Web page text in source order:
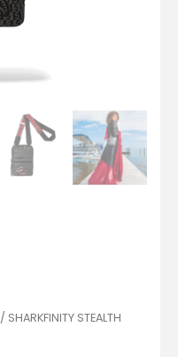
/ SHARKFINITY STEALTH